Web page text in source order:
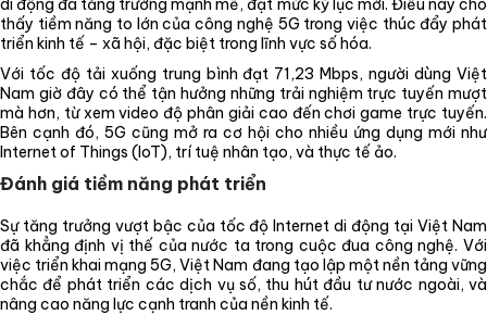
di động đã tăng trưởng mạnh mẽ, đạt mức kỷ lục mới. Điều này cho
thấy tiềm năng to lớn của công nghệ 5G trong việc thúc đẩy phát
triển kinh tế – xã hội, đặc biệt trong lĩnh vực số hóa.
Với tốc độ tải xuống trung bình đạt 71,23 Mbps, người dùng Việt
Nam giờ đây có thể tận hưởng những trải nghiệm trực tuyến mượt
mà hơn, từ xem video độ phân giải cao đến chơi game trực tuyến.
Bên cạnh đó, 5G cũng mở ra cơ hội cho nhiều ứng dụng mới như
Internet of Things (IoT), trí tuệ nhân tạo, và thực tế ảo.
Đánh giá tiềm năng phát triển
Sự tăng trưởng vượt bậc của tốc độ Internet di động tại Việt Nam
đã khẳng định vị thế của nước ta trong cuộc đua công nghệ. Với
việc triển khai mạng 5G, Việt Nam đang tạo lập một nền tảng vững
chắc để phát triển các dịch vụ số, thu hút đầu tư nước ngoài, và
nâng cao năng lực cạnh tranh của nền kinh tế.